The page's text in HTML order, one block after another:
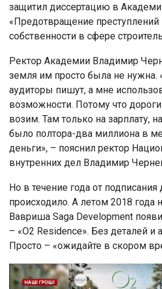
защитил диссертацию в
«Предотвращение преступлений
собственности в сфере
Ректор Академии Владимир
земля им просто была не нужна.
аудиторы пишут, а мне
возможности. Потому что
возим. Там только на зарплату,
было полтора-два миллиона в
деньги», – пояснил ректор
внутренних дел Владимир
Но в течение года от подписания
происходило. А летом 2018 года
Вавриша Saga Development
– «О2 Residence». Без деталей и
Просто – «ожидайте в скором